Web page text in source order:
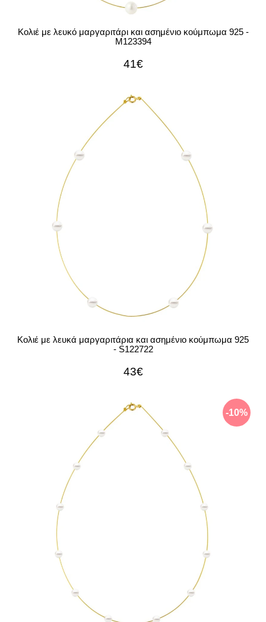
Κολιέ με λευκό μαργαριτάρι και ασημένιο κούμπωμα 925 -
M123394
41€
Κολιέ με λευκά μαργαριτάρια και ασημένιο κούμπωμα 925
- S122722
43€
-10%